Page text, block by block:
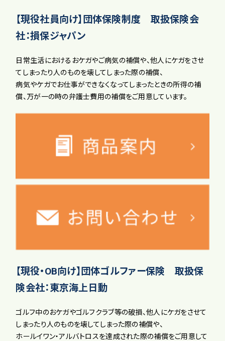
【現役社員向け】団体保険制度 取扱保険会
社：損保ジャパン
日常生活におけるおケガやご病気の補償や、他人にケガをさせ
てしまったり人のものを壊してしまった際の補償、
病気やケガでお仕事ができなくなってしまったときの所得の補
償、万が一の時の弁護士費用の補償をご用意しています。
【現役・OB向け】団体ゴルファー保険 取扱保
険会社：東京海上日動
ゴルフ中のおケガやゴルフクラブ等の破損、他人にケガをさせて
しまったり人のものを壊してしまった際の補償や、
ホールイワン・アルバトロスを達成された際の補償をご用意して